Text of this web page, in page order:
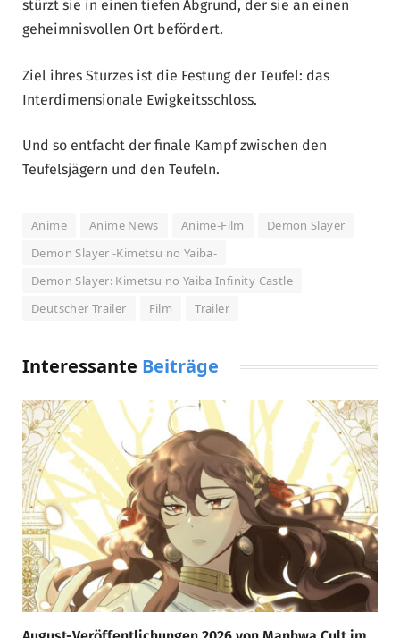
stürzt sie in einen tiefen Abgrund, der sie an einen
geheimnisvollen Ort befördert.
Ziel ihres Sturzes ist die Festung der Teufel: das
Interdimensionale Ewigkeitsschloss.
Und so entfacht der finale Kampf zwischen den
Teufelsjägern und den Teufeln.
Anime Anime News Anime-Film
Demon Slayer
Demon Slayer -Kimetsu no Yaiba-
Demon Slayer: Kimetsu no Yaiba Infinity Castle
Deutscher Trailer
Film Trailer
Interessante Beiträge